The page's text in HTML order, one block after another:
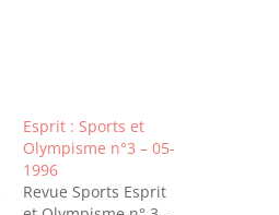
Esprit : Sports et
Olympisme n°3 – 05-
1996
Revue Sports Esprit